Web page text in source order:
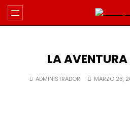
LA
ADMINISTRADOR MARZO 23,